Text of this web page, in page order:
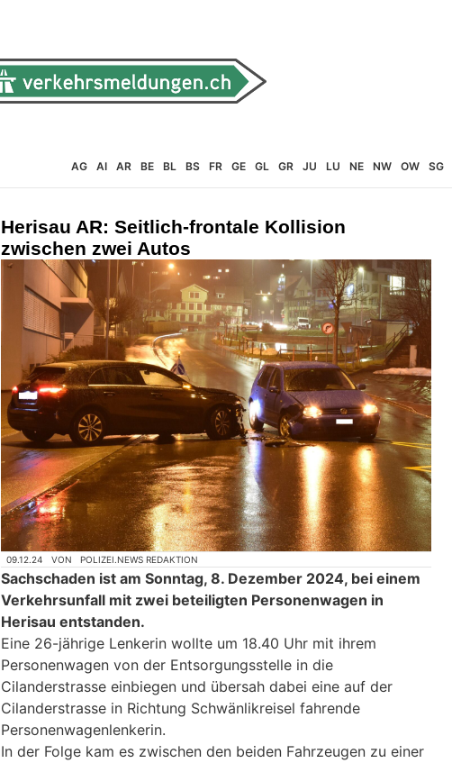
AG AI AR BE BL BS FR GE GL GR JU LU NE NW OW SG
Herisau AR: Seitlich-frontale Kollision
zwischen zwei Autos
09.12.24 VON POLIZEI.NEWS REDAKTION
Sachschaden ist am Sonntag, 8. Dezember 2024, bei einem
Verkehrsunfall mit zwei beteiligten Personenwagen in
Herisau entstanden.
Eine 26-jährige Lenkerin wollte um 18.40 Uhr mit ihrem
Personenwagen von der Entsorgungsstelle in die
Cilanderstrasse einbiegen und übersah dabei eine auf der
Cilanderstrasse in Richtung Schwänlikreisel fahrende
Personenwagenlenkerin.
In der Folge kam es zwischen den beiden Fahrzeugen zu einer